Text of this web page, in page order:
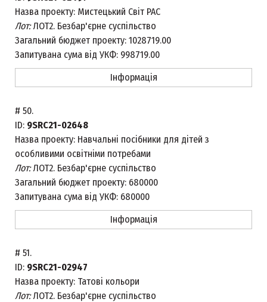
Назва проекту: Мистецький Світ РАС
Лот:ЛОТ2. Безбар'єрне суспільство
Загальний бюджет проекту: 1028719.00
Запитувана сума від УКФ: 998719.00
Інформація
# 50.
ID: 9SRC21-02648
Назва проекту: Навчальні посібники для дітей з
особливими освітніми потребами
Лот:ЛОТ2. Безбар'єрне суспільство
Загальний бюджет проекту: 680000
Запитувана сума від УКФ: 680000
Інформація
# 51.
ID: 9SRC21-02947
Назва проекту: Татові кольори
Лот:ЛОТ2. Безбар'єрне суспільство